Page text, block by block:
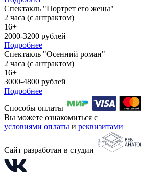
Спектакль "Портрет его жены"
2 часа (с антрактом)
16+
2000-3200 рублей
Подробнее
Спектакль "Осенний роман"
2 часа (с антрактом)
16+
3000-4800 рублей
Подробнее
Способы оплаты
Вы можете ознакомиться с
условиями оплаты и реквизитами
Сайт разработан в студии